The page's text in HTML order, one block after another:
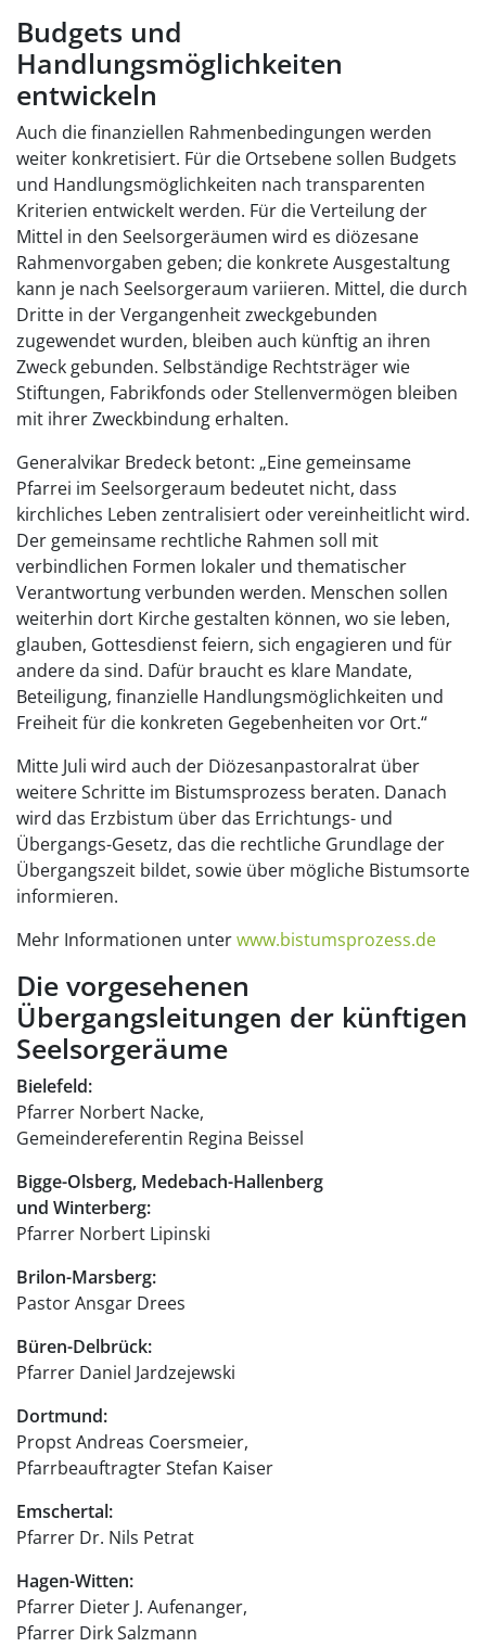
Budgets und
Handlungsmöglichkeiten
entwickeln
Auch die finanziellen Rahmenbedingungen werden
weiter konkretisiert. Für die Ortsebene sollen Budgets
und Handlungsmöglichkeiten nach transparenten
Kriterien entwickelt werden. Für die Verteilung der
Mittel in den Seelsorgeräumen wird es diözesane
Rahmenvorgaben geben; die konkrete Ausgestaltung
kann je nach Seelsorgeraum variieren. Mittel, die durch
Dritte in der Vergangenheit zweckgebunden
zugewendet wurden, bleiben auch künftig an ihren
Zweck gebunden. Selbständige Rechtsträger wie
Stiftungen, Fabrikfonds oder Stellenvermögen bleiben
mit ihrer Zweckbindung erhalten.
Generalvikar Bredeck betont: „Eine gemeinsame
Pfarrei im Seelsorgeraum bedeutet nicht, dass
kirchliches Leben zentralisiert oder vereinheitlicht wird.
Der gemeinsame rechtliche Rahmen soll mit
verbindlichen Formen lokaler und thematischer
Verantwortung verbunden werden. Menschen sollen
weiterhin dort Kirche gestalten können, wo sie leben,
glauben, Gottesdienst feiern, sich engagieren und für
andere da sind. Dafür braucht es klare Mandate,
Beteiligung, finanzielle Handlungsmöglichkeiten und
Freiheit für die konkreten Gegebenheiten vor Ort.“
Mitte Juli wird auch der Diözesanpastoralrat über
weitere Schritte im Bistumsprozess beraten. Danach
wird das Erzbistum über das Errichtungs- und
Übergangs-Gesetz, das die rechtliche Grundlage der
Übergangszeit bildet, sowie über mögliche Bistumsorte
informieren.
Mehr Informationen unterwww.bistumsprozess.de
Die vorgesehenen
Übergangsleitungen der künftigen
Seelsorgeräume
Bielefeld:
Pfarrer Norbert Nacke,
Gemeindereferentin Regina Beissel
Bigge-Olsberg, Medebach-Hallenberg
und Winterberg:
Pfarrer Norbert Lipinski
Brilon-Marsberg:
Pastor Ansgar Drees
Büren-Delbrück:
Pfarrer Daniel Jardzejewski
Dortmund:
Propst Andreas Coersmeier,
Pfarrbeauftragter Stefan Kaiser
Emschertal:
Pfarrer Dr. Nils Petrat
Hagen-Witten:
Pfarrer Dieter J. Aufenanger,
Pfarrer Dirk Salzmann